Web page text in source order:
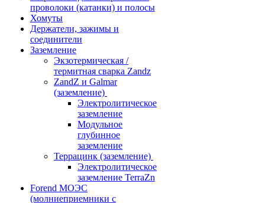
проволоки (катанки) и полосы
Хомуты
Держатели, зажимы и
соединители
Заземление
Экзотермическая /
термитная сварка Zandz
ZandZ и Galmar
(заземление)
Электролитическое
заземление
Модульное
глубинное
заземление
Террацинк (заземление)
Электролитическое
заземление TerraZn
Forend МОЭС
(молниеприемники с